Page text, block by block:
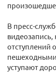
В пресс-
отступлений
пешеходными
уступают